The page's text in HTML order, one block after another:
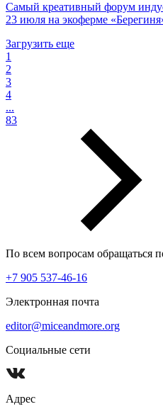
Самый креативный форум
23 июля на экоферме
Загрузить еще
1
2
3
4
...
83
По всем вопросам обращаться
+7 905 537-46-16
Электронная почта
editor@miceandmore.org
Социальные сети
Адрес